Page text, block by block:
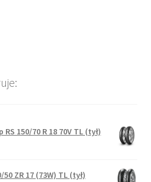
150/70 R 18 70V TL (tył)
ZR 17 (73W) TL (tył)